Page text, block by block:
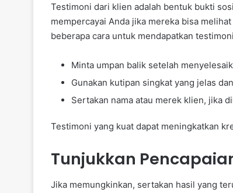
Testimoni dari klien adalah bentuk bukti
mempercayai Anda jika mereka bisa
beberapa cara untuk mendapatkan
Minta umpan balik setelah
Gunakan kutipan singkat yang jelas
Sertakan nama atau merek klien, jika
Testimoni yang kuat dapat meningkatkan
Tunjukkan
Jika memungkinkan, sertakan hasil yang